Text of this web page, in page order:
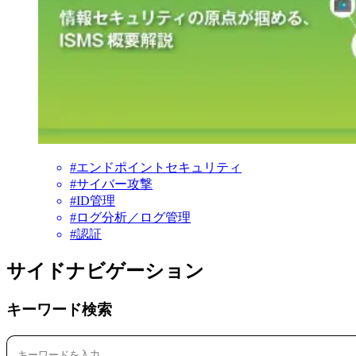
#エンドポイントセキュリティ
#サイバー攻撃
#ID管理
#ログ分析／ログ管理
#認証
サイドナビゲーション
キーワード検索